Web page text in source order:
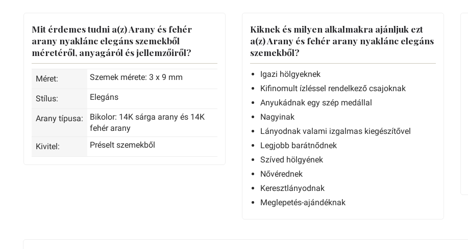
Mit érdemes tudni a(z) Arany és fehér
arany nyaklánc elegáns szemekből
méretéről, anyagáról és jellemzőiről?
Méret: Szemek mérete: 3 x 9 mm
Stílus: Elegáns
Arany típusa:
Bikolor: 14K sárga arany és 14K
fehér arany
Kivitel:
Préselt szemekből
Kiknek és milyen alkalmakra ajánljuk ezt
a(z) Arany és fehér arany nyaklánc elegáns
szemekből?
Igazi hölgyeknek
Kifinomult ízléssel rendelkező csajoknak
Anyukádnak egy szép medállal
Nagyinak
Lányodnak valami izgalmas kiegészítővel
Legjobb barátnődnek
Szíved hölgyének
Nővérednek
Keresztlányodnak
Meglepetés-ajándéknak